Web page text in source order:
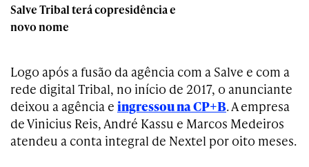
Salve Tribal terá copresidência e
novo nome
Logo após a fusão da agência com a Salve e com a
rede digital Tribal, no início de 2017, o anunciante
deixou a agência e ingressou na CP+B. A empresa
de Vinicius Reis, André Kassu e Marcos Medeiros
atendeu a conta integral de Nextel por oito meses.